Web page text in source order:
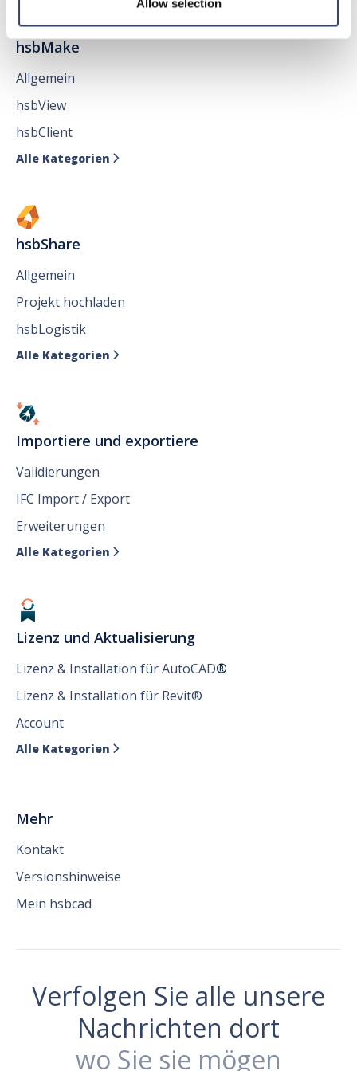
Allow selection
hsbMake
Allgemein
hsbView
hsbClient
Alle Kategorien 
hsbShare
Allgemein
Projekt hochladen
hsbLogistik
Alle Kategorien 
Importiere und exportiere
Validierungen
IFC Import / Export
Erweiterungen
Alle Kategorien 
Lizenz und Aktualisierung
Lizenz & Installation für AutoCAD®
Lizenz & Installation für Revit®
Account
Alle Kategorien 
Mehr
Kontakt
Versionshinweise
Mein hsbcad
Verfolgen Sie alle unsere
Nachrichten dort
wo Sie sie mögen